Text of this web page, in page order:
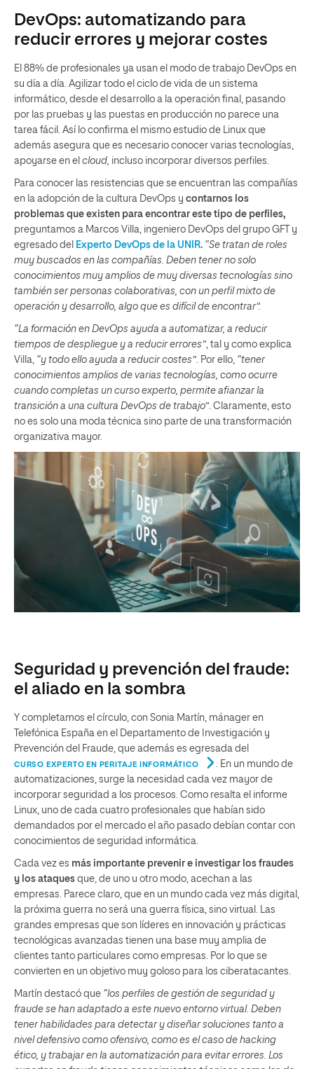
DevOps: automatizando para
reducir errores y mejorar costes
El 88% de profesionales ya usan el modo de trabajo DevOps en
su día a día. Agilizar todo el ciclo de vida de un sistema
informático, desde el desarrollo a la operación final, pasando
por las pruebas y las puestas en producción no parece una
tarea fácil. Así lo confirma el mismo estudio de Linux que
además asegura que es necesario conocer varias tecnologías,
apoyarse en el cloud, incluso incorporar diversos perfiles.
Para conocer las resistencias que se encuentran las compañías
en la adopción de la cultura DevOps y contarnos los
problemas que existen para encontrar este tipo de perfiles,
preguntamos a Marcos Villa, ingeniero DevOps del grupo GFT y
egresado del Experto DevOps de la UNIR. “Se tratan de roles
muy buscados en las compañías. Deben tener no solo
conocimientos muy amplios de muy diversas tecnologías sino
también ser personas colaborativas, con un perfil mixto de
operación y desarrollo, algo que es difícil de encontrar”.
“La formación en DevOps ayuda a automatizar, a reducir
tiempos de despliegue y a reducir errores” , tal y como explica
Villa, “y todo ello ayuda a reducir costes” . Por ello, “tener
conocimientos amplios de varias tecnologías, como ocurre
cuando completas un curso experto, permite afianzar la
transición a una cultura DevOps de trabajo” . Claramente, esto
no es solo una moda técnica sino parte de una transformación
organizativa mayor.
Seguridad y prevención del fraude:
el aliado en la sombra
Y completamos el círculo, con Sonia Martín, mánager en
Telefónica España en el Departamento de Investigación y
Prevención del Fraude, que además es egresada del
CURSO EXPERTO EN PERITAJE INFORMÁTICO
. En un mundo de
automatizaciones, surge la necesidad cada vez mayor de
incorporar seguridad a los procesos. Como resalta el informe
Linux, uno de cada cuatro profesionales que habían sido
demandados por el mercado el año pasado debían contar con
conocimientos de seguridad informática.
Cada vez es más importante prevenir e investigar los fraudes
y los ataques que, de uno u otro modo, acechan a las
empresas. Parece claro, que en un mundo cada vez más digital,
la próxima guerra no será una guerra física, sino virtual. Las
grandes empresas que son líderes en innovación y prácticas
tecnológicas avanzadas tienen una base muy amplia de
clientes tanto particulares como empresas. Por lo que se
convierten en un objetivo muy goloso para los ciberatacantes.
Martín destacó que “los perfiles de gestión de seguridad y
fraude se han adaptado a este nuevo entorno virtual. Deben
tener habilidades para detectar y diseñar soluciones tanto a
nivel defensivo como ofensivo, como es el caso de hacking
ético, y trabajar en la automatización para evitar errores. Los